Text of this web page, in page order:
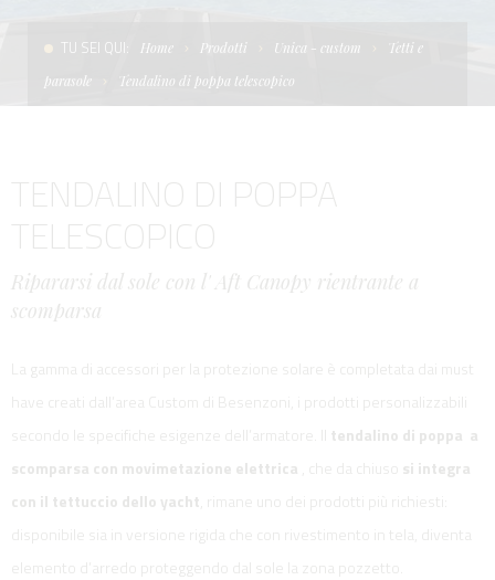
TU SEI QUI: Home Prodotti Unica - custom
Tetti e
parasole
Tendalino di poppa telescopico
TENDALINO DI POPPA
TELESCOPICO
Ripararsi dal sole con l' Aft Canopy rientrante a
scomparsa
La gamma di accessori per la protezione solare è completata dai must
have creati dall’area Custom di Besenzoni, i prodotti personalizzabili
secondo le specifiche esigenze dell’armatore. Il tendalino di poppa a
scomparsa con movimetazione elettrica
si integra
con il tettuccio dello yacht , rimane uno dei prodotti più richiesti:
disponibile sia in versione rigida che con rivestimento in tela, diventa
elemento d’arredo proteggendo dal sole la zona pozzetto.